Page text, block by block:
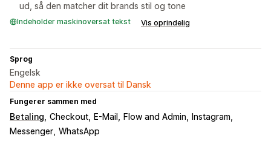
ud, så den matcher dit brands stil og tone
Indeholder maskinoversat tekst Vis oprindelig
Sprog
Engelsk
Denne app er ikke oversat til Dansk
Fungerer sammen med
Betaling Checkout E-Mail Flow and Admin
Instagram
Messenger WhatsApp